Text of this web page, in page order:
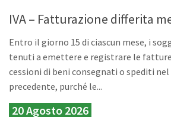
IVA – Fatturazione differita
Entro il giorno 15 di ciascun mese, i
tenuti a emettere e registrare le
cessioni di beni consegnati o spediti nel
precedente, purché le...
20 Agosto 2026